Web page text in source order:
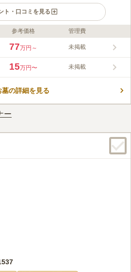
ト・口コミを見る
継者がいない方も安心な永代供養墓です。期
大沢駅南口からの無料送迎バスやタクシーで
スに加え、敷地内はバリアフリー設計とな
れた利便性の高い環境でお参りいただけま
3.8 口コミ1件
にホームセンター（カインズホーム）があ
お花や線香を売っているので手ぶらでもそ
辺には食事のできる店がほとんどないので
います。霊園でもケータリングサービスを
せてみてください。
参考価格 管理費
77万円～ 未掲載
15万円〜 未掲載
墓の詳細を見る